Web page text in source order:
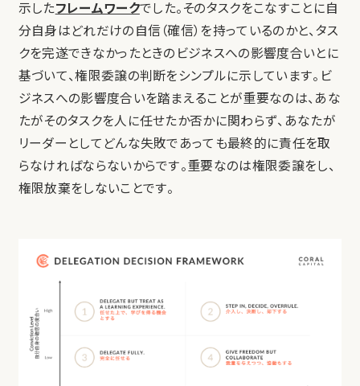
示したフレームワークでした。そのタスクをこなすことに自
分自身はどれだけの自信（確信）を持っているのかと、タス
クを完遂できなかったときのビジネスへの影響度合いとに
基づいて、権限委譲の判断をシンプルに示しています。ビ
ジネスへの影響度合いを踏まえることが重要なのは、あな
たがそのタスクを人に任せたか否かに関わらず、あなたが
リーダーとしてどんな失敗であっても最終的に責任を取
らなければならないからです。重要なのは権限委譲をし、
権限放棄をしないことです。